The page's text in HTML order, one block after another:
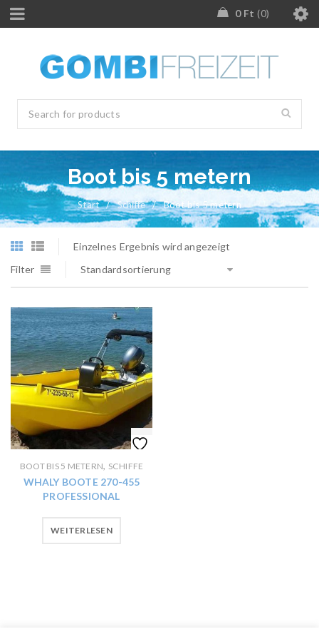
0 Ft 0
Boot bis 5 metern
Start / Schiffe / Boot bis 5 metern
Einzelnes Ergebnis wird angezeigt
Filter
Standardsortierung
BOOT BIS 5 METERN, SCHIFFE
WHALY BOOTE 270-455
PROFESSIONAL
WEITERLESEN